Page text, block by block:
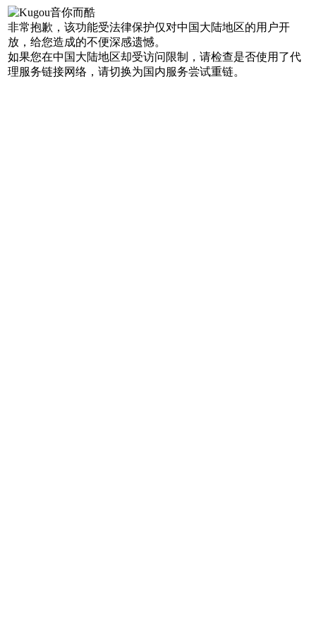
非常抱歉，该功能受法律保护仅对中国大陆地区的用户开
放，给您造成的不便深感遗憾。
如果您在中国大陆地区却受访问限制，请检查是否使用了代
理服务链接网络，请切换为国内服务尝试重链。